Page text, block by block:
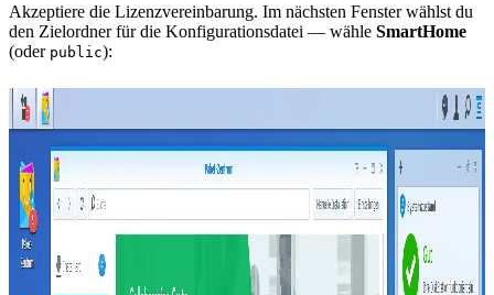
Akzeptiere die Lizenzvereinbarung. Im nächsten Fenster wählst du
den Zielordner für die Konfigurationsdatei — wähle SmartHome
(oder public):